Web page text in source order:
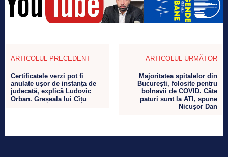
ARTICOLUL PRECEDENT
Certificatele verzi pot fi
anulate ușor de instanța de
judecată, explică Ludovic
Orban. Greșeala lui Cîțu
ARTICOLUL URMĂTOR
Majoritatea spitalelor din
București, folosite pentru
bolnavii de COVID. Câte
paturi sunt la ATI, spune
Nicușor Dan